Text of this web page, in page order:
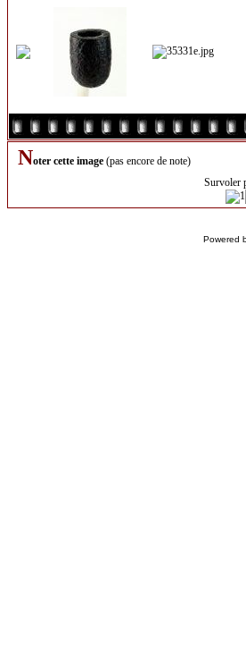
Noter cette image (pas encore de note)
Survoler
Powered